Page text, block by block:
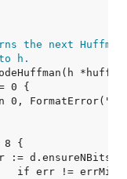
the next
h.